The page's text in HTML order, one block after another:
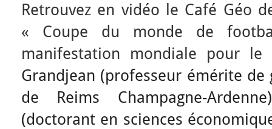
Retrouvez en vidéo le Café Géo
« Coupe du monde de
manifestation mondiale pour le
Grandjean (professeur émérite de
de Reims Champagne-
(doctorant en sciences